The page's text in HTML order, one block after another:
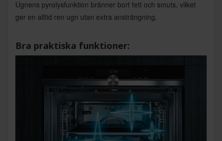
Ugnens pyrolysfunktion bränner bort fett och smuts, vilket
ger en alltid ren ugn utan extra ansträngning.
Bra praktiska funktioner: